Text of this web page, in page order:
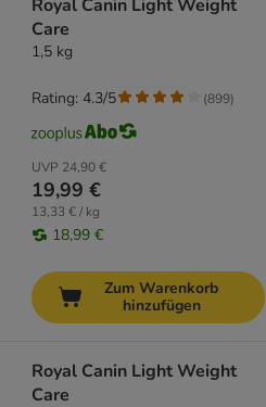
Royal Canin Light Weight
Care
1,5 kg
UVP 24,90 €
19,99 €
13,33 € / kg
18,99 €
Rating: 4.3/5 (899)
Zum Warenkorb
hinzufügen
Royal Canin Light Weight
Care